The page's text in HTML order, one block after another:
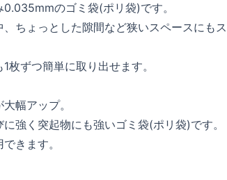
のゴミ袋(ポリ袋)です。
ちょっとした隙間など狭いスペースにも
ずつ簡単に取り出せます。
幅アップ。
強く突起物にも強いゴミ袋(ポリ袋)です。
きます。